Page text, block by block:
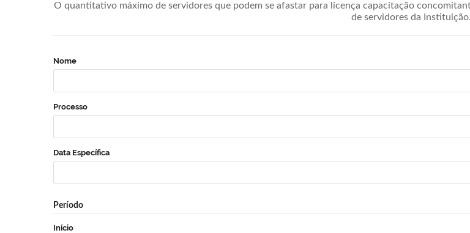
O quantitativo máximo de servidores que podem se afastar para licença capacitação
de servidores da Instituição.
Nome
Processo
Data Específica
Período
Início